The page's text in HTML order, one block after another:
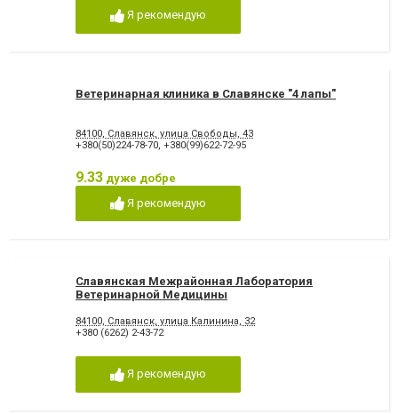
Я рекомендую
Ветеринарная клиника в Славянске "4 лапы"
84100, Славянск, улица Свободы, 43
+380(50)224-78-70, +380(99)622-72-95
9.33 дуже добре
Я рекомендую
Славянская Межрайонная Лаборатория
Ветеринарной Медицины
84100, Славянск, улица Калинина, 32
+380 (6262) 2-43-72
Я рекомендую